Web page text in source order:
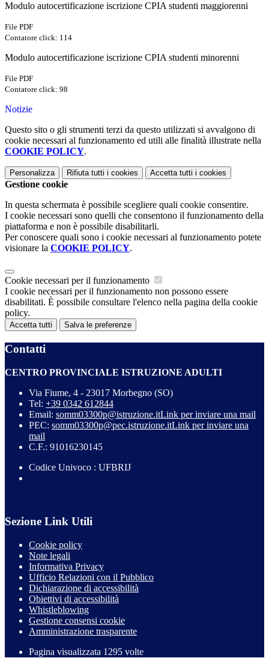
Modulo autocertificazione iscrizione CPIA studenti maggiorenni
File PDF
Contatore click: 114
Modulo autocertificazione iscrizione CPIA studenti minorenni
File PDF
Contatore click: 98
Notizie
Questo sito o gli strumenti terzi da questo utilizzati si avvalgono di
cookie necessari al funzionamento ed utili alle finalità illustrate nella
COOKIE POLICY.
Personalizza Rifiuta tutti i cookies Accetta tutti i cookies
Gestione cookie
In questa schermata è possibile scegliere quali cookie consentire.
I cookie necessari sono quelli che consentono il funzionamento della
piattaforma e non è possibile disabilitarli.
Per conoscere quali sono i cookie necessari al funzionamento potete
visionare la COOKIE POLICY.
Cookie necessari per il funzionamento
I cookie necessari per il funzionamento non possono essere
disabilitati. È possibile consultare l'elenco nella pagina della cookie
policy.
Accetta tutti Salva le preferenze
Contatti
CENTRO PROVINCIALE ISTRUZIONE ADULTI
Via Fiume, 4 - 23017 Morbegno (SO)
Tel: +39 0342 612844
Email: somm03300p@istruzione.itLink per inviare una mail
PEC: somm03300p@pec.istruzione.itLink per inviare una
mail
C.F.: 91016230145
Codice Univoco : UFBRIJ
Sezione Link Utili
Cookie policy
Note legali
Informativa Privacy
Ufficio Relazioni con il Pubblico
Dichiarazione di accessibilità
Obiettivi di accessibilità
Whistleblowing
Gestione consensi cookie
Amministrazione trasparente
Pagina visualizzata 1295 volte